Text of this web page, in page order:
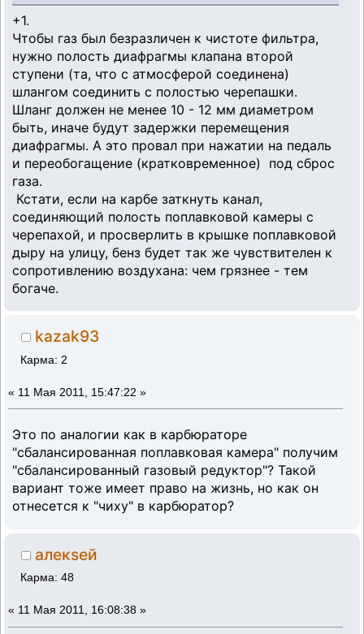
+1.
Чтобы газ был безразличен к чистоте фильтра,
нужно полость диафрагмы клапана второй
ступени (та, что с атмосферой соединена)
шлангом соединить с полостью черепашки.
Шланг должен не менее 10 - 12 мм диаметром
быть, иначе будут задержки перемещения
диафрагмы. А это провал при нажатии на педаль
и переобогащение (кратковременное) под сброс
газа.
Кстати, если на карбе заткнуть канал,
соединяющий полость поплавковой камеры с
черепахой, и просверлить в крышке поплавковой
дыру на улицу, бенз будет так же чувствителен к
сопротивлению воздухана: чем грязнее - тем
богаче.
kazak93
Карма: 2
« 11 Мая 2011, 15:47:22 »
Это по аналогии как в карбюраторе
"сбалансированная поплавковая камера" получим
"сбалансированный газовый редуктор"? Такой
вариант тоже имеет право на жизнь, но как он
отнесется к "чиху" в карбюратор?
алекsей
Карма: 48
« 11 Мая 2011, 16:08:38 »